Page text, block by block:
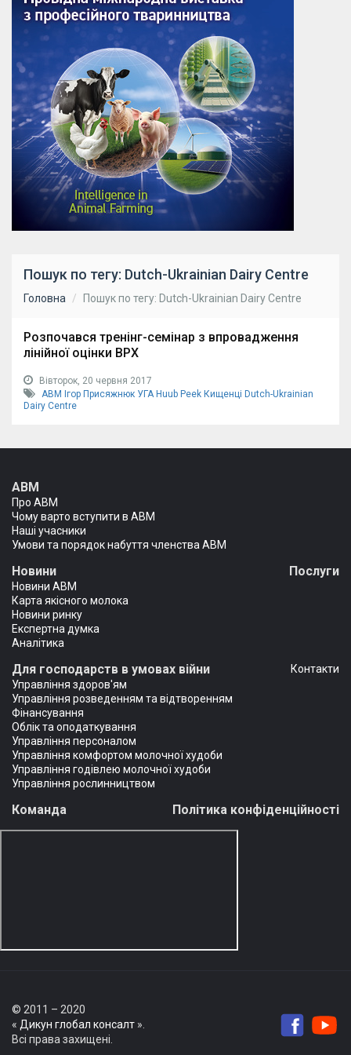
Пошук по тегу: Dutch-Ukrainian Dairy Centre
Головна Пошук по тегу: Dutch-Ukrainian Dairy Centre
Розпочався тренінг-семінар з впровадження
лінійної оцінки ВРХ
Вівторок, 20 червня 2017
АВМ Ігор Присяжнюк УГА Huub Peek Кищенці Dutch-Ukrainian
Dairy Centre
АВМ
Про АВМ
Чому варто вступити в АВМ
Наші учасники
Умови та порядок набуття членства АВМ
Новини
Новини АВМ
Карта якісного молока
Новини ринку
Експертна думка
Аналітика
Послуги
Для господарств в умовах війни
Управління здоров'ям
Управління розведенням та відтворенням
Фінансування
Облік та оподаткування
Управління персоналом
Управління комфортом молочної худоби
Управління годівлею молочної худоби
Управління рослинництвом
Контакти
Команда Політика конфіденційності
© 2011 – 2020
« Дикун глобал консалт ».
Всі права захищені.